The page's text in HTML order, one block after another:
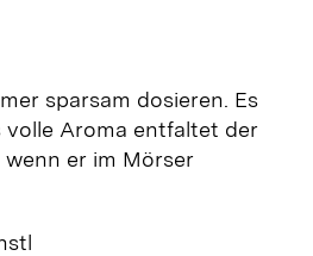
sparsam dosieren. Es
volle Aroma entfaltet der
er im Mörser